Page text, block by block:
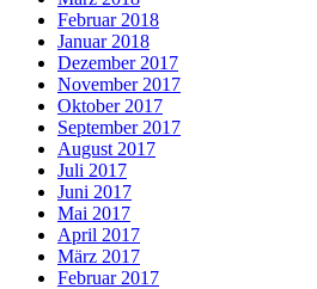
Februar 2018
Januar 2018
Dezember 2017
November 2017
Oktober 2017
September 2017
August 2017
Juli 2017
Juni 2017
Mai 2017
April 2017
März 2017
Februar 2017